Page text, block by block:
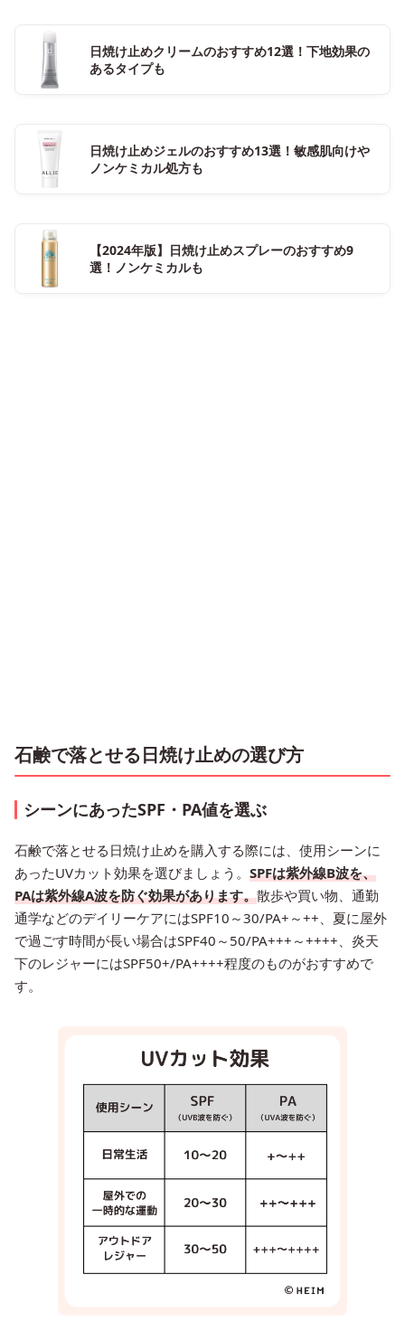
日焼け止めクリームのおすすめ12選！下地効果の
あるタイプも
日焼け止めジェルのおすすめ13選！敏感肌向けや
ノンケミカル処方も
【2024年版】日焼け止めスプレーのおすすめ9
選！ノンケミカルも
石鹸で落とせる日焼け止めの選び方
シーンにあったSPF・PA値を選ぶ
石鹸で落とせる日焼け止めを購入する際には、使用シーンに
あったUVカット効果を選びましょう。 SPFは紫外線B波を、
PAは紫外線A波を防ぐ効果があります。散歩や買い物、通勤
通学などのデイリーケアにはSPF10～30/PA+～++、夏に屋外
で過ごす時間が長い場合はSPF40～50/PA+++～++++、炎天
下のレジャーにはSPF50+/PA++++程度のものがおすすめで
す。